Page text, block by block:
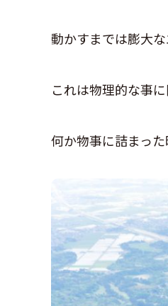
動かすまでは膨大
これは物理的な事
何か物事に詰まっ